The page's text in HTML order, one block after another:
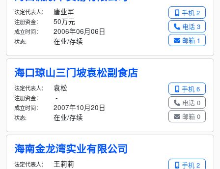
手机 2
电话 3
邮箱 1
法定代表人： 唐业军
注册资金： 50万元
成立时间： 2006年06月06日
状态: 在业/存续
海口琼山三门坡袁松副食店
手机 6
电话 0
邮箱 0
法定代表人： 袁松
注册资金： -
成立时间： 2007年10月20日
状态: 在业/存续
海南金龙湾实业有限公司
手机 2
法定代表人：
王莉莉